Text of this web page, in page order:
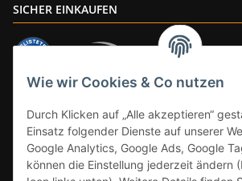
Wie wir Cookies & Co nutzen
Durch Klicken auf „Alle akzeptieren“
Einsatz folgender Dienste auf unserer
Google Analytics, Google Ads, Google
können die Einstellung jederzeit ändern
SICHER EINKAUFEN